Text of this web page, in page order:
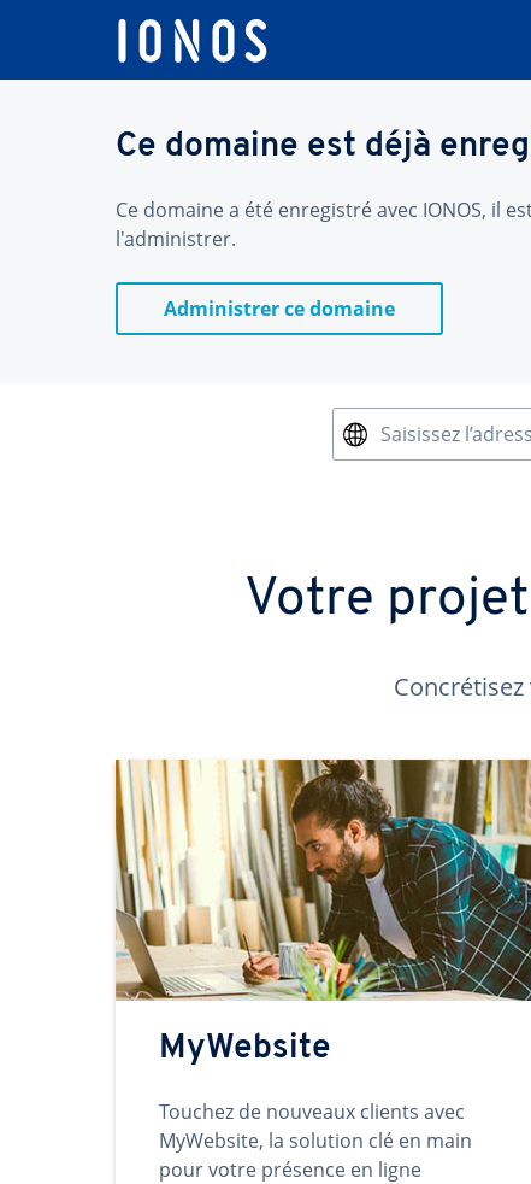
Ce domaine est déjà
Ce domaine a été enregistré avec IONOS, il
l'administrer.
Administrer ce domaine
Saisissez
Votre
MyWebsite
Touchez de nouveaux clients avec
MyWebsite, la solution clé en main
pour votre présence en ligne